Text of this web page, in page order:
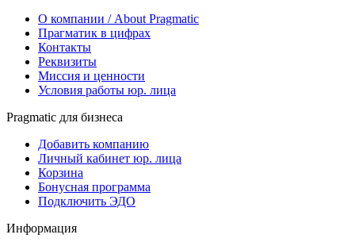
О компании / About Pragmatic
Прагматик в цифрах
Контакты
Реквизиты
Миссия и ценности
Условия работы юр. лица
Pragmatic для бизнеса
Добавить компанию
Личный кабинет юр. лица
Корзина
Бонусная программа
Подключить ЭДО
Информация